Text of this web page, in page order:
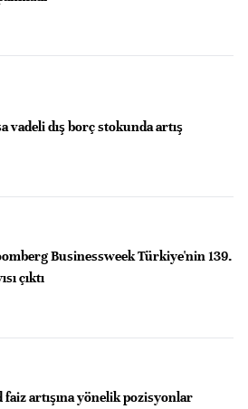
vadeli dış borç stokunda artış
Businessweek Türkiye'nin 139.
çıktı
faiz artışına yönelik pozisyonlar